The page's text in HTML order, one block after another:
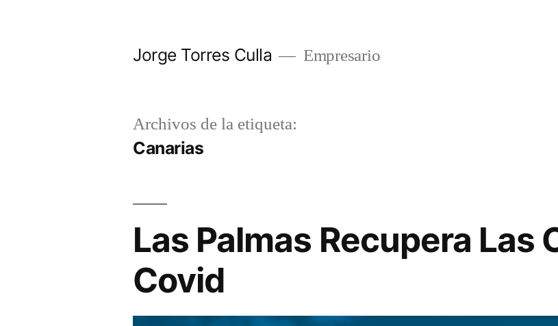
Jorge Torres Culla Empresario
Archivos de la etiqueta:
Canarias
Las Palmas Recupera Las
Covid